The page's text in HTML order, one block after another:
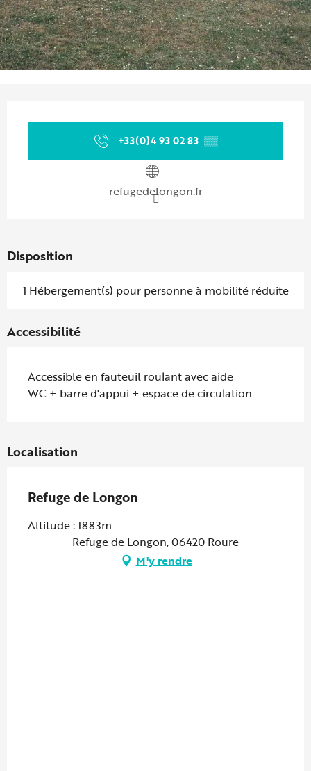
+33(0)4 93 02 83 ▒▒
refugedelongon.fr
Disposition
1 Hébergement(s) pour personne à mobilité réduite
Accessibilité
Accessible en fauteuil roulant avec aide
WC + barre d'appui + espace de circulation
Localisation
Refuge de Longon
Altitude : 1883m
Refuge de Longon, 06420 Roure
M'y rendre